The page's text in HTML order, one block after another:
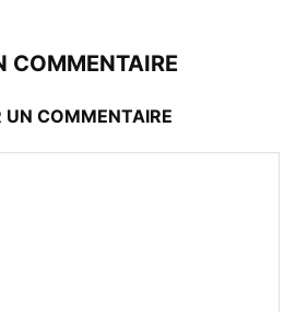
COMMENTAIRE
UN COMMENTAIRE